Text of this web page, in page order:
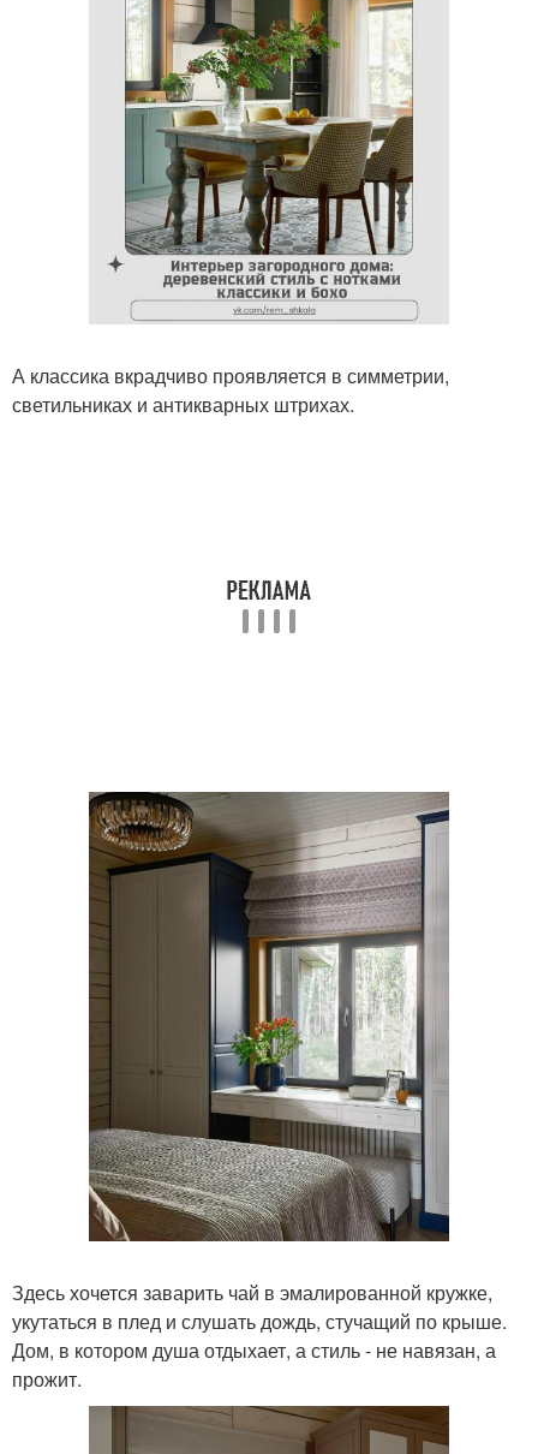
А классика вкрадчиво проявляется в симметрии,
светильниках и антикварных штрихах.
Здесь хочется заварить чай в эмалированной кружке,
укутаться в плед и слушать дождь, стучащий по крыше.
Дом, в котором душа отдыхает, а стиль - не навязан, а
прожит.